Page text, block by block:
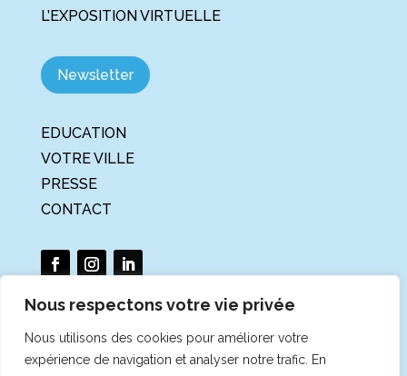
Nous respectons votre vie privée
Nous utilisons des cookies pour améliorer votre
expérience de navigation et analyser notre trafic. En
L’EXPOSITION VIRTUELLE
Newsletter
EDUCATION
VOTRE VILLE
PRESSE
CONTACT
La Tournée du Climat et de la
Biodiversité est un projet porté par